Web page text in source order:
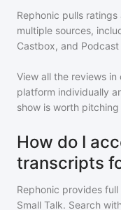
Rephonic pulls
multiple sources,
Castbox, and
View all the reviews
platform individually
show is worth pitching
How do I
transcripts
Rephonic provides
Small Talk. Search